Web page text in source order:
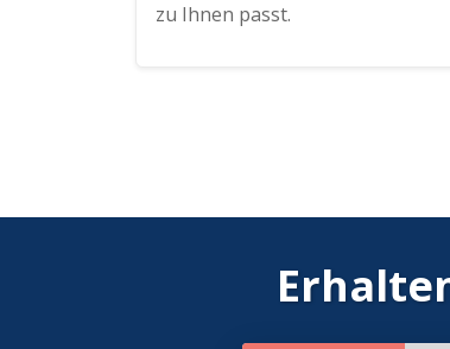
zu Ihnen passt.